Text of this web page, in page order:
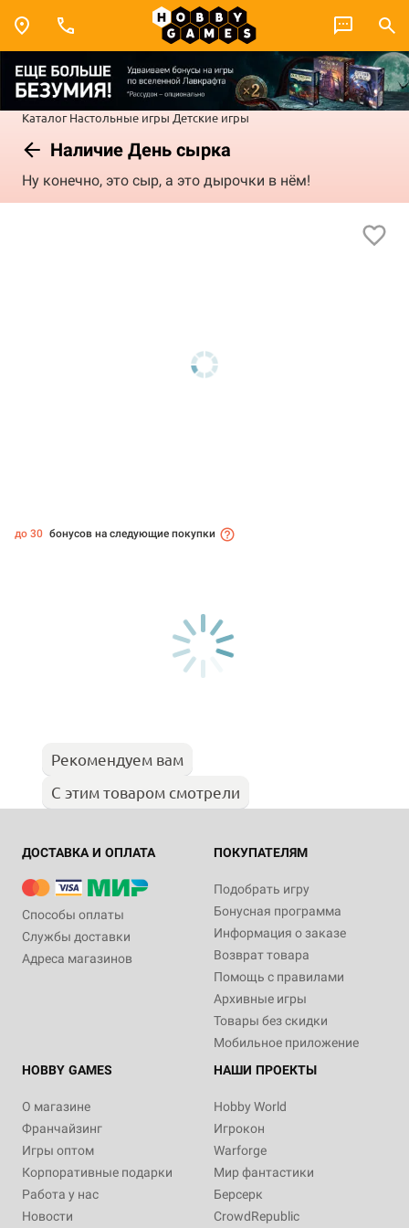
Каталог Настольные игры Детские игры
Наличие День сырка
Ну конечно, это сыр, а это дырочки в нём!
до 30 бонусов на следующие покупки
Рекомендуем вам
С этим товаром смотрели
ДОСТАВКА И ОПЛАТА
Способы оплаты
Службы доставки
Адреса магазинов
ПОКУПАТЕЛЯМ
Подобрать игру
Бонусная программа
Информация о заказе
Возврат товара
Помощь с правилами
Архивные игры
Товары без скидки
Мобильное приложение
HOBBY GAMES
О магазине
Франчайзинг
Игры оптом
Корпоративные подарки
Работа у нас
Новости
НАШИ ПРОЕКТЫ
Hobby World
Игрокон
Warforge
Мир фантастики
Берсерк
CrowdRepublic